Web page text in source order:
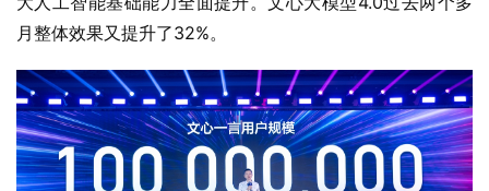
月整体效果又提升了32%。